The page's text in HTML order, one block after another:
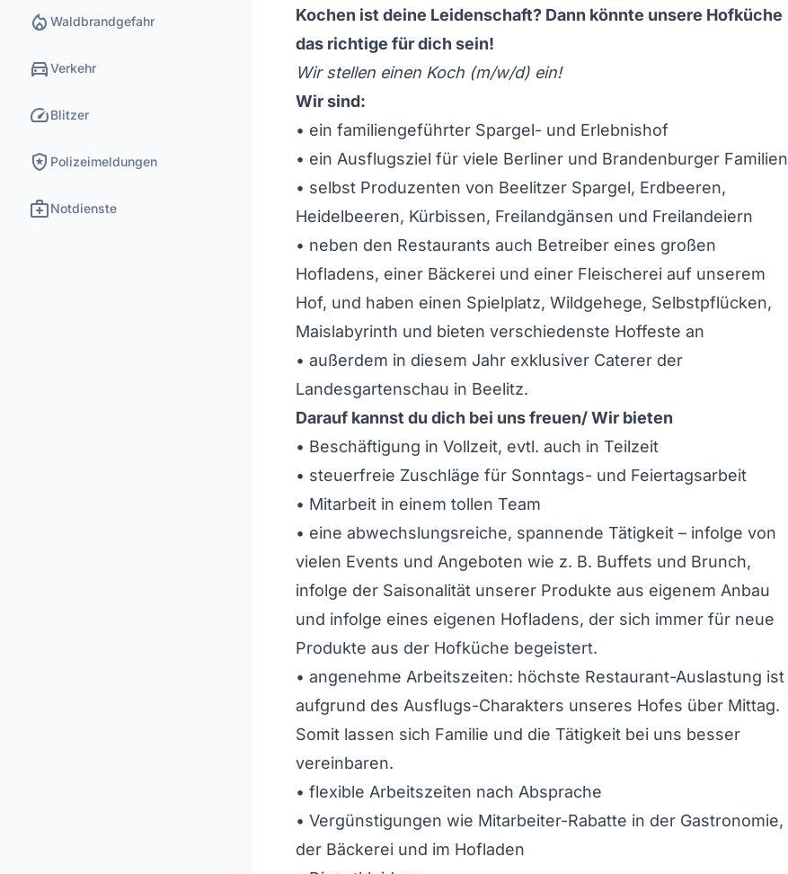
local_fire_department Waldbrandgefahr
directions_carVerkehr
speedBlitzer
local_police Polizeimeldungen
medical_servicesNotdienste
Kochen ist deine Leidenschaft? Dann könnte unsere Hofküche
das richtige für dich sein!
Wir stellen einen Koch (m/w/d) ein!
Wir sind:
• ein familiengeführter Spargel- und Erlebnishof
• ein Ausflugsziel für viele Berliner und Brandenburger Familien
• selbst Produzenten von Beelitzer Spargel, Erdbeeren,
Heidelbeeren, Kürbissen, Freilandgänsen und Freilandeiern
• neben den Restaurants auch Betreiber eines großen
Hofladens, einer Bäckerei und einer Fleischerei auf unserem
Hof, und haben einen Spielplatz, Wildgehege, Selbstpflücken,
Maislabyrinth und bieten verschiedenste Hoffeste an
• außerdem in diesem Jahr exklusiver Caterer der
Landesgartenschau in Beelitz.
Darauf kannst du dich bei uns freuen/ Wir bieten
• Beschäftigung in Vollzeit, evtl. auch in Teilzeit
• steuerfreie Zuschläge für Sonntags- und Feiertagsarbeit
• Mitarbeit in einem tollen Team
• eine abwechslungsreiche, spannende Tätigkeit – infolge von
vielen Events und Angeboten wie z. B. Buffets und Brunch,
infolge der Saisonalität unserer Produkte aus eigenem Anbau
und infolge eines eigenen Hofladens, der sich immer für neue
Produkte aus der Hofküche begeistert.
• angenehme Arbeitszeiten: höchste Restaurant-Auslastung ist
aufgrund des Ausflugs-Charakters unseres Hofes über Mittag.
Somit lassen sich Familie und die Tätigkeit bei uns besser
vereinbaren.
• flexible Arbeitszeiten nach Absprache
• Vergünstigungen wie Mitarbeiter-Rabatte in der Gastronomie,
der Bäckerei und im Hofladen